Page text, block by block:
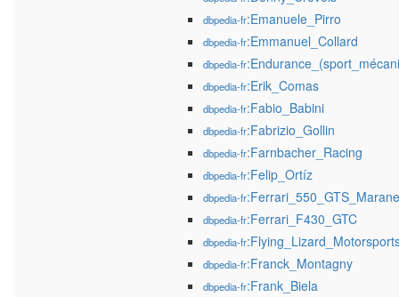
dbpedia-fr:Emanuele_Pirro
dbpedia-fr:Emmanuel_Collard
dbpedia-fr
dbpedia-fr:Erik_Comas
dbpedia-fr:Fabio_Babini
dbpedia-fr:Fabrizio_Gollin
dbpedia-fr:Farnbacher_Racing
dbpedia-fr:Felip_Ortíz
dbpedia-fr
dbpedia-fr:Ferrari_F430_GTC
dbpedia-fr
dbpedia-fr:Franck_Montagny
dbpedia-fr:Frank_Biela